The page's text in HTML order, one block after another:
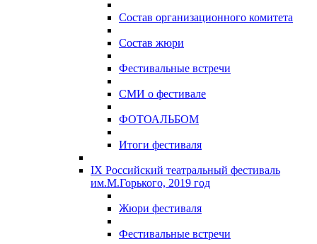
Состав организационного комитета
Состав жюри
Фестивальные встречи
СМИ о фестивале
ФОТОАЛЬБОМ
Итоги фестиваля
IX Российский театральный фестиваль
им.М.Горького, 2019 год
Жюри фестиваля
Фестивальные встречи